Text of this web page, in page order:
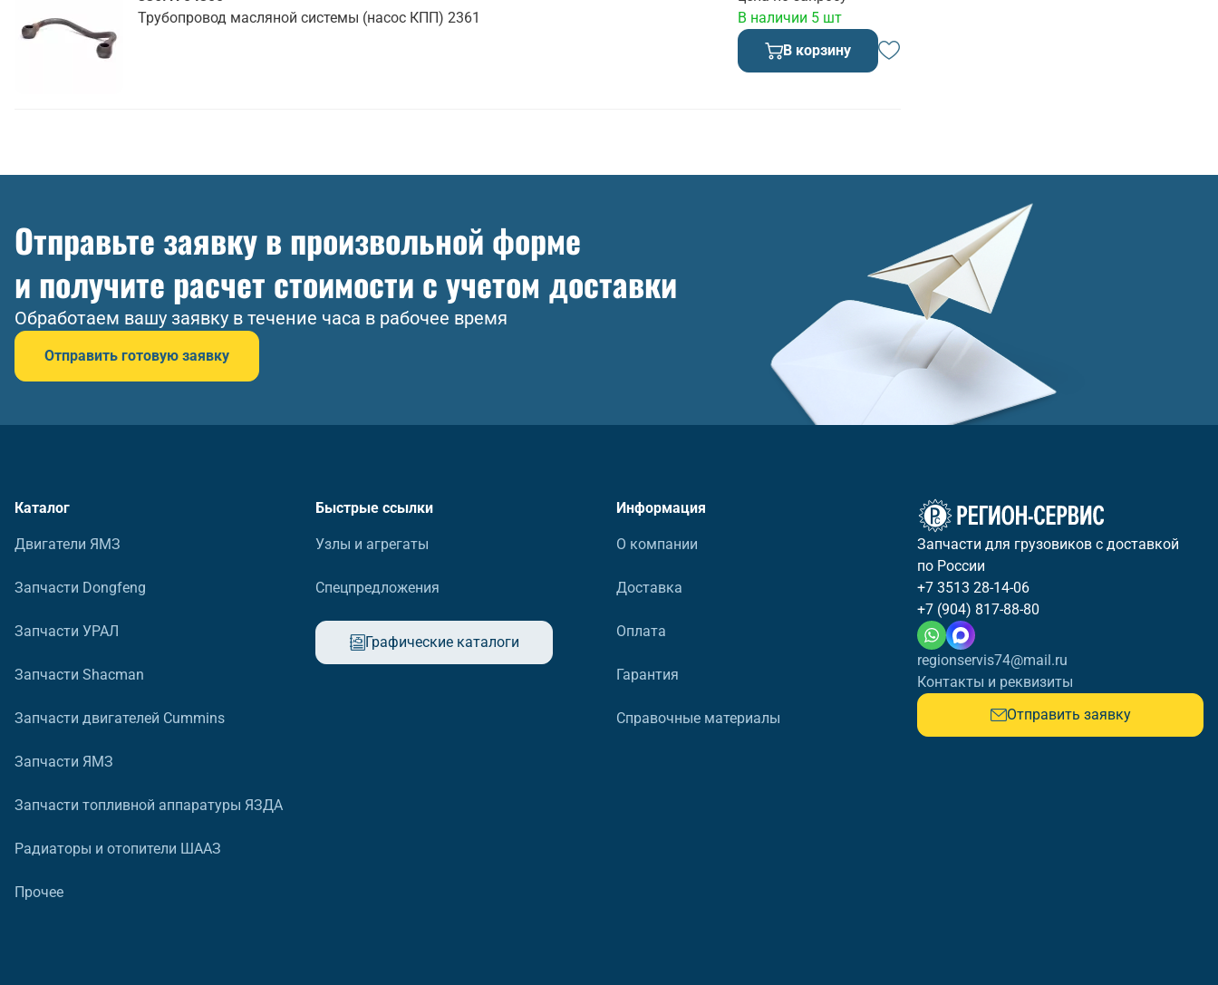
Трубопровод масляной системы (насос КПП) 2361
В наличии 5 шт
В корзину
Отправьте заявку в произвольной форме
и получите расчет стоимости с учетом доставки
Обработаем вашу заявку в течение часа в рабочее время
Отправить готовую заявку
Каталог
Двигатели ЯМЗ
Запчасти Dongfeng
Запчасти УРАЛ
Запчасти Shacman
Запчасти двигателей Cummins
Запчасти ЯМЗ
Запчасти топливной аппаратуры ЯЗДА
Радиаторы и отопители ШААЗ
Прочее
Быстрые ссылки
Узлы и агрегаты
Спецпредложения
Графические каталоги
Информация
О компании
Доставка
Оплата
Гарантия
Справочные материалы
Запчасти для грузовиков с доставкой
по России
+7 3513 28-14-06
+7 (904) 817-88-80
regionservis74@mail.ru
Контакты и реквизиты
Отправить заявку